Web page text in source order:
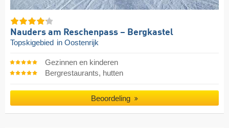
Nauders am Reschenpass – Bergkastel
Topskigebied in Oostenrijk
Gezinnen en kinderen
Bergrestaurants, hutten
Beoordeling